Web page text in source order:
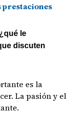
prestaciones
le
discuten
es la
La pasión y el